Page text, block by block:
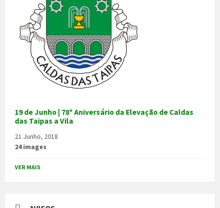
19 de Junho | 78º Aniversário da Elevação de Caldas
das Taipas a Vila
21 Junho, 2018
24 images
VER MAIS